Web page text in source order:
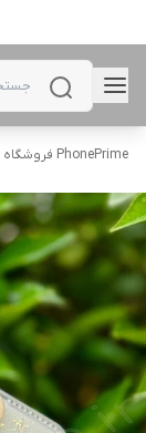
PhonePrime فروشگاه فون پرایم